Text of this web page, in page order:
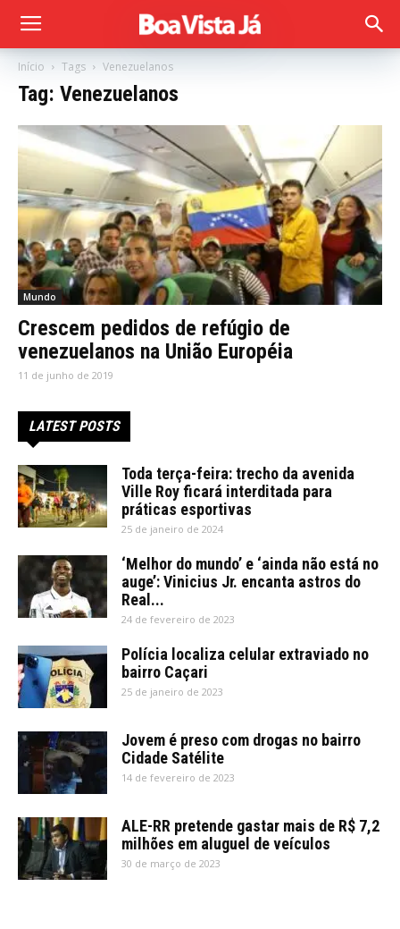
Início Tags Venezuelanos
Tag: Venezuelanos
Mundo
Crescem pedidos de refúgio de
venezuelanos na União Européia
11 de junho de 2019
LATEST POSTS
Toda terça-feira: trecho da avenida
Ville Roy ficará interditada para
práticas esportivas
25 de janeiro de 2024
‘Melhor do mundo’ e ‘ainda não está no
auge’: Vinicius Jr. encanta astros do
Real...
24 de fevereiro de 2023
Polícia localiza celular extraviado no
bairro Caçari
25 de janeiro de 2023
Jovem é preso com drogas no bairro
Cidade Satélite
14 de fevereiro de 2023
ALE-RR pretende gastar mais de R$ 7,2
milhões em aluguel de veículos
30 de março de 2023